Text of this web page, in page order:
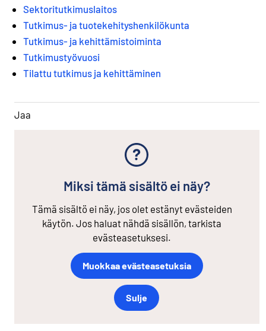
Sektoritutkimuslaitos
Tutkimus- ja tuotekehityshenkilökunta
Tutkimus- ja kehittämistoiminta
Tutkimustyövuosi
Tilattu tutkimus ja kehittäminen
Jaa
Miksi tämä sisältö ei näy?
Tämä sisältö ei näy, jos olet estänyt evästeiden
käytön. Jos haluat nähdä sisällön, tarkista
evästeasetuksesi.
Muokkaa evästeasetuksia
Sulje